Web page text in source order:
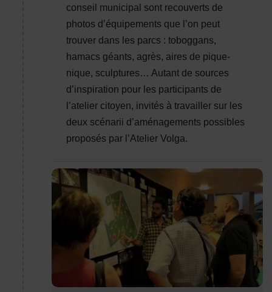
conseil municipal sont recouverts de
photos d’équipements que l’on peut
trouver dans les parcs : toboggans,
hamacs géants, agrès, aires de pique-
nique, sculptures… Autant de sources
d’inspiration pour les participants de
l’atelier citoyen, invités à travailler sur les
deux scénarii d’aménagements possibles
proposés par l’Atelier Volga.
Consertation autour du projet du parc urbain